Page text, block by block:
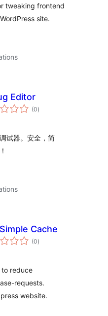
tweaking frontend
site.
Editor
(0arvosanat
yhteensä
)
试器。安全，简
Cache
(0arvosanat
yhteensä
)
reduce
requests.
website.